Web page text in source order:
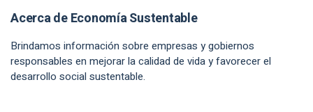
Acerca de Economía Sustentable
Brindamos información sobre empresas y gobiernos
responsables en mejorar la calidad de vida y favorecer el
desarrollo social sustentable.